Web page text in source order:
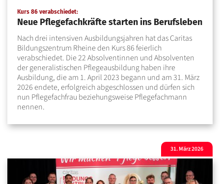
Kurs 86 verabschiedet::
Neue Pflegefachkräfte starten ins Berufsleben
Nach drei intensiven Ausbildungsjahren hat das Caritas
Bildungszentrum Rheine den Kurs 86 feierlich
verabschiedet. Die 22 Absolventinnen und Absolventen
der generalistischen Pflegeausbildung haben ihre
Ausbildung, die am 1. April 2023 begann und am 31. März
2026 endete, erfolgreich abgeschlossen und dürfen sich
nun Pflegefachfrau beziehungsweise Pflegefachmann
nennen.
31. März 2026